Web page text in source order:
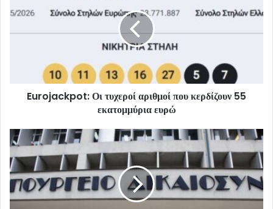
Eurojackpot: Οι τυχεροί αριθμοί που κερδίζουν 55
εκατομμύρια ευρώ